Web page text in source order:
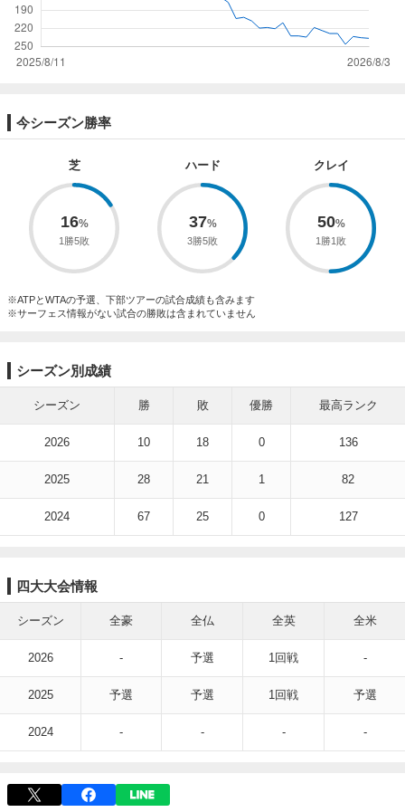
今シーズン勝率
芝
16
1勝5敗
ハード
37
3勝5敗
クレイ
50
1勝1敗
※ATPとWTAの予選、下部ツアーの試合成績も含みます
※サーフェス情報がない試合の勝敗は含まれていません
シーズン別成績
シーズン 勝 敗 優勝 最高ランク
2026 10 18 0 136
2025 28 21 1 82
2024 67 25 0 127
四大大会情報
シーズン 全豪 全仏 全英 全米
2026 - 予選 1回戦 -
2025 予選 予選 1回戦 予選
2024 - - - -